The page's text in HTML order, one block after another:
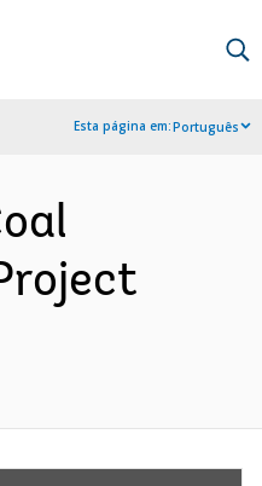
Esta página em:Português